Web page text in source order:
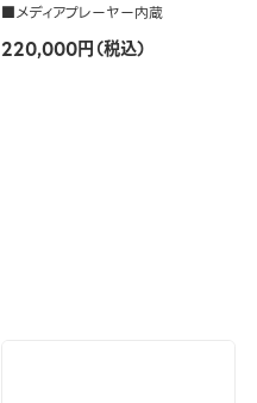
■メディアプレーヤー内蔵
220,000円（税込）